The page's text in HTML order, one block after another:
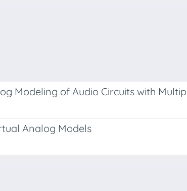
Modeling of Audio Circuits with
Analog Models